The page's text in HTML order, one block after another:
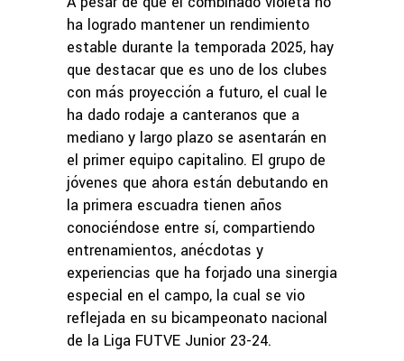
ha logrado mantener un rendimiento
estable durante la temporada 2025, hay
que destacar que es uno de los clubes
con más proyección a futuro, el cual le
ha dado rodaje a canteranos que a
mediano y largo plazo se asentarán en
el primer equipo capitalino. El grupo de
jóvenes que ahora están debutando en
la primera escuadra tienen años
conociéndose entre sí, compartiendo
entrenamientos, anécdotas y
experiencias que ha forjado una sinergia
especial en el campo, la cual se vio
reflejada en su bicampeonato nacional
de la Liga FUTVE Junior 23-24.